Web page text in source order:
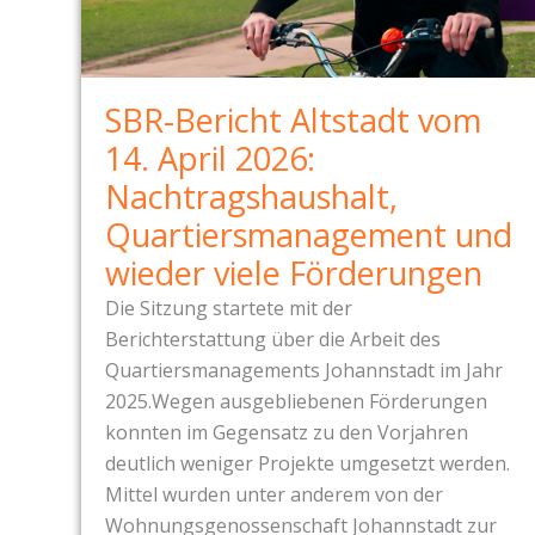
T
E
U
N
D
E
I
N
E
R
K
O
S
T
S
P
D
T
O
M
.
M
A
I
2
0
2
6
:
K
O
SBR-Bericht Altstadt vom
14. April 2026:
Nachtragshaushalt,
Quartiersmanagement und
wieder viele Förderungen
Die Sitzung startete mit der
Berichterstattung über die Arbeit des
Quartiersmanagements Johannstadt im Jahr
2025.Wegen ausgebliebenen Förderungen
konnten im Gegensatz zu den Vorjahren
deutlich weniger Projekte umgesetzt werden.
Mittel wurden unter anderem von der
Wohnungsgenossenschaft Johannstadt zur